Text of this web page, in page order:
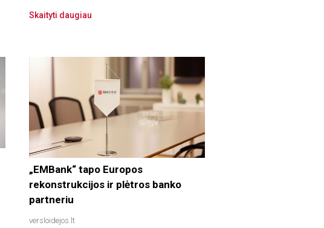
Skaityti daugiau
„EMBank“ tapo Europos
rekonstrukcijos ir plėtros banko
partneriu
versloidejos.lt